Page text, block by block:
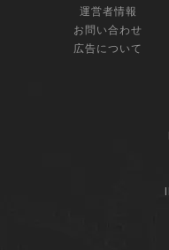
運営者情報
お問い合わせ
広告について